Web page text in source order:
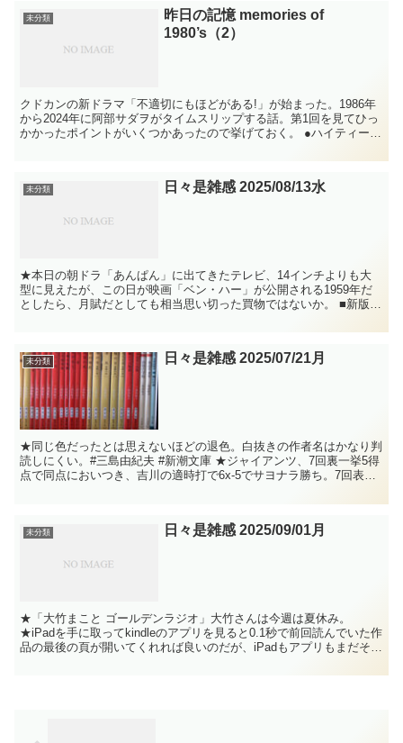
未分類
昨日の記憶 memories of
1980’s（2）
クドカンの新ドラマ「不適切にもほどがある!」が始まった。1986年
から2024年に阿部サダヲがタイムスリップする話。第1回を見てひっ
かかったポイントがいくつかあったので挙げておく。 ●ハイティー
未分類 日々是雑感 2025/08/13水
★本日の朝ドラ「あんぱん」に出てきたテレビ、14インチよりも大
型に見えたが、この日が映画「ベン・ハー」が公開される1959年だ
としたら、月賦だとしても相当思い切った買物ではないか。 ■新版ハ
未分類 日々是雑感 2025/07/21月
★同じ色だったとは思えないほどの退色。白抜きの作者名はかなり判
読しにくい。#三島由紀夫 #新潮文庫 ★ジャイアンツ、7回裏一挙5得
点で同点においつき、吉川の適時打で6x-5でサヨナラ勝ち。7回表終
未分類 日々是雑感 2025/09/01月
★「大竹まこと ゴールデンラジオ」大竹さんは今週は夏休み。
★iPadを手に取ってkindleのアプリを見ると0.1秒で前回読んでいた作
品の最後の頁が開いてくれれば良いのだが、iPadもアプリもまだそこ